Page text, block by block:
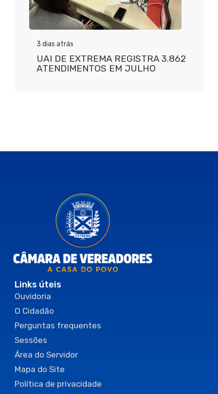
3 dias atrás
UAI DE EXTREMA REGISTRA 3.862
ATENDIMENTOS EM JULHO
Links úteis
Ouvidoria
O Cidadão
Perguntas frequentes
Sessões
Área do Servidor
Mapa do Site
Política de privacidade